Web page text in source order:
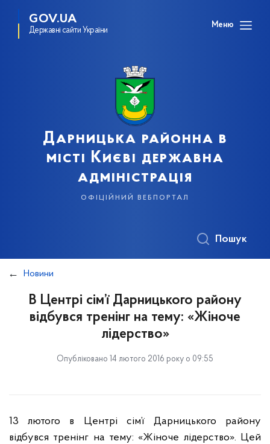
GOV.UA
Державні сайти України
Меню
Дарницька районна в
місті Києві державна
адміністрація
офіційний вебпортал
Пошук
Новини
В Центрі сім’ї Дарницького району
відбувся тренінг на тему: «Жіноче
лідерство»
Опубліковано 14 лютого 2016 року о 09:55
13 лютого в Центрі сім’ї Дарницького району
відбувся тренінг на тему: «Жіноче лідерство». Цей